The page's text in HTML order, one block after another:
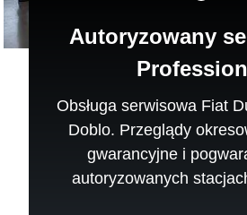
Autoryzowany
Obsługa serwisowa Fiat
Doblo. Przeglądy
gwarancyjne i
autoryzowanych